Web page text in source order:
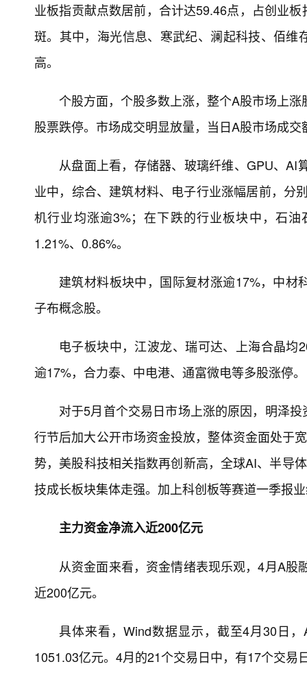
业板指贡献点数居前，合计达59.46点，占创业
斑。其中，海光信息、寒武纪、澜起科技、佰
高。
个股方面，个股多数上涨，整个A股市场上
股票跌停。市场成交明显放量，当日A股市场成
从盘面上看，存储器、玻璃纤维、GPU、
业中，综合、建筑材料、电子行业涨幅居前，分
机行业均涨逾3%；在下跌的行业板块中，石
1.21%、0.86%。
建筑材料板块中，国际复材涨逾17%，中
子布概念股。
电子板块中，江波龙、瑞可达、上海合晶
逾17%，合力泰、中电港、通富微电等多股涨停。
对于5月首个交易日市场上涨的原因，明泽
行节后加大公开市场资金投放，整体资金面处于
势，美股科技相关指数再创新高，全球AI、半导
技成长板块集体走强。加上科创板等赛道一季报
主力资金净流入近200亿元
从资金面来看，资金情绪表现乐观，4月A
近200亿元。
具体来看，Wind数据显示，截至4月30日
1051.03亿元。4月的21个交易日中，有17个交易